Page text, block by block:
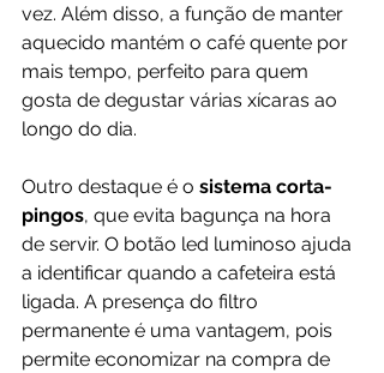
vez. Além disso, a função de manter
aquecido mantém o café quente por
mais tempo, perfeito para quem
gosta de degustar várias xícaras ao
longo do dia.
Outro destaque é o sistema corta-
pingos, que evita bagunça na hora
de servir. O botão led luminoso ajuda
a identificar quando a cafeteira está
ligada. A presença do filtro
permanente é uma vantagem, pois
permite economizar na compra de